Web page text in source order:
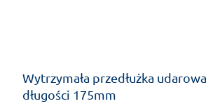
Wytrzymała przedłużka
długości 175mm